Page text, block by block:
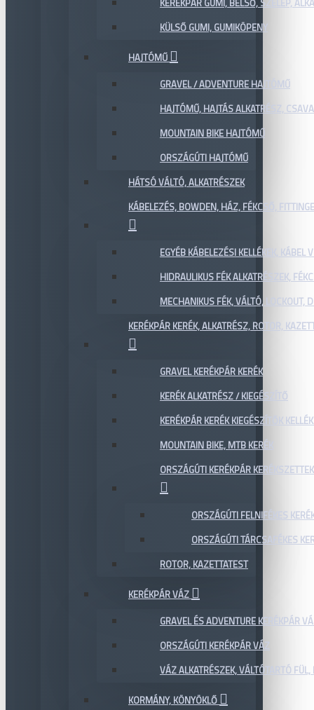
KERÉKPÁR GUMI, BELSŐ, SZELEP,
KÜLSŐ GUMI, GUMIKÖPENY
HAJTÓMŰ
GRAVEL / ADVENTURE HAJTÓMŰ
HAJTÓMŰ, HAJTÁS ALKATRÉSZ,
MOUNTAIN BIKE HAJTÓMŰ
ORSZÁGÚTI HAJTÓMŰ
HÁTSÓ VÁLTÓ, ALKATRÉSZEK
KÁBELEZÉS, BOWDEN, HÁZ, FÉKCSŐ,
EGYÉB KÁBELEZÉSI KELLÉKEK,
HIDRAULIKUS FÉK ALKATRÉSZEK,
MECHANIKUS FÉK, VÁLTÓ, LOCKOUT,
KERÉKPÁR KERÉK, ALKATRÉSZ, ROTOR,
GRAVEL KERÉKPÁR KERÉK
KERÉK ALKATRÉSZ / KIEGÉSZÍTŐ
KERÉKPÁR KERÉK KIEGÉSZÍTŐK
MOUNTAIN BIKE, MTB KERÉK
ORSZÁGÚTI KERÉKPÁR KERÉKSZETTEK
ORSZÁGÚTI FELNIFÉKES
ORSZÁGÚTI TÁRCSAFÉKES
ROTOR, KAZETTATEST
KERÉKPÁR VÁZ
GRAVEL ÉS ADVENTURE KERÉKPÁR
ORSZÁGÚTI KERÉKPÁR VÁZ
VÁZ ALKATRÉSZEK, VÁLTÓTARTÓ FÜL,
KORMÁNY, KÖNYÖKLŐ